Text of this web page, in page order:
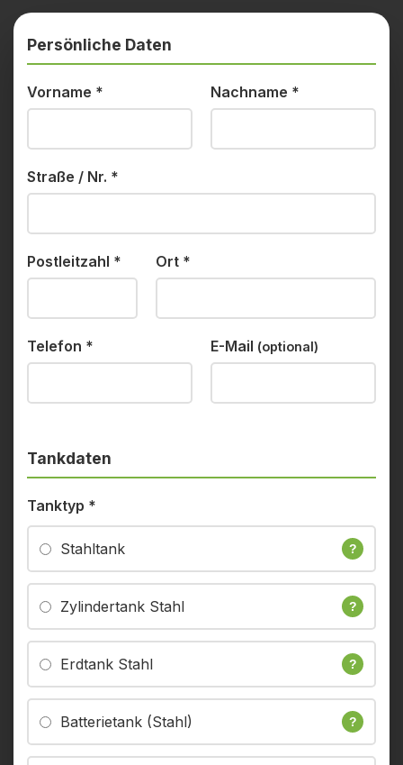
Persönliche Daten
Vorname * Nachname *
Straße / Nr. *
Postleitzahl * Ort *
Telefon * E-Mail (optional)
Tankdaten
Tanktyp *
Stahltank ?
Zylindertank Stahl ?
Erdtank Stahl ?
Batterietank (Stahl) ?